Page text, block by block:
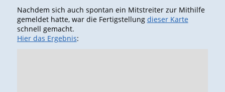
Nachdem sich auch spontan ein Mitstreiter zur Mithilfe
gemeldet hatte, war die Fertigstellung dieser Karte
schnell gemacht.
Hier das Ergebnis: